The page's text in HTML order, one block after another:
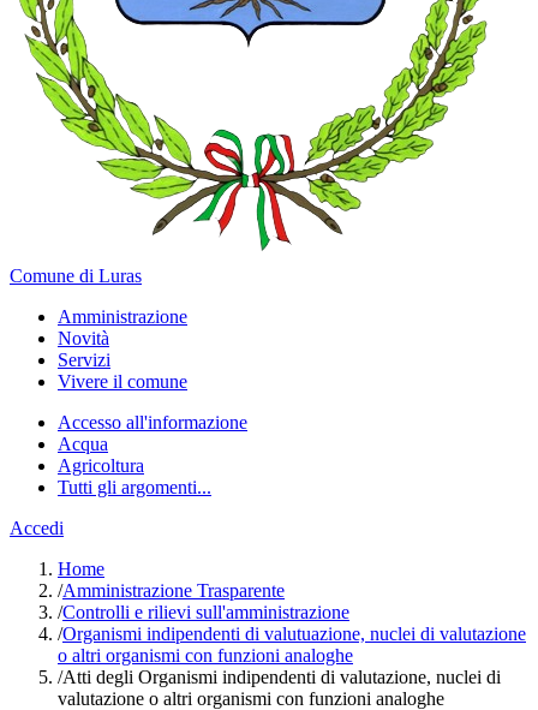
Comune di Luras
Amministrazione
Novità
Servizi
Vivere il comune
Accesso all'informazione
Acqua
Agricoltura
Tutti gli argomenti...
Accedi
Home
/Amministrazione Trasparente
/Controlli e rilievi sull'amministrazione
/Organismi indipendenti di valutuazione, nuclei di valutazione
o altri organismi con funzioni analoghe
/Atti degli Organismi indipendenti di valutazione, nuclei di
valutazione o altri organismi con funzioni analoghe